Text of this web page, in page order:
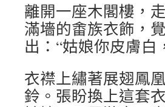
離開一座木閣樓，
滿墻的畬族衣飾，
出：“姑娘你皮膚
衣襟上繡著展翅鳳
鈴。張盼換上這套